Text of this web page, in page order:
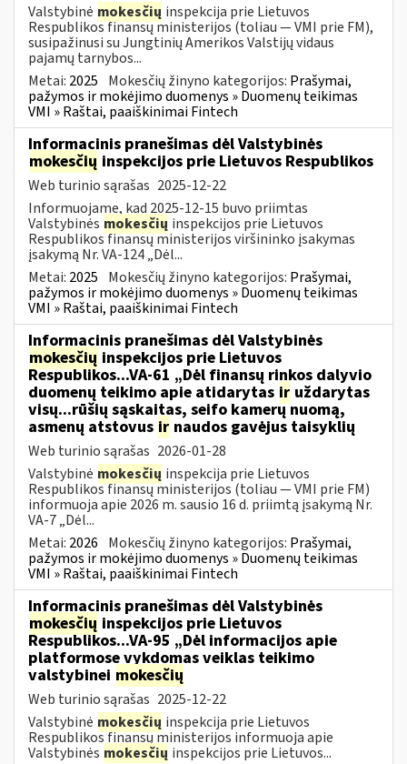
Valstybinė mokesčių inspekcija prie Lietuvos
Respublikos finansų ministerijos (toliau — VMI prie FM),
susipažinusi su Jungtinių Amerikos Valstijų vidaus
pajamų tarnybos...
Metai: 2025 Mokesčių žinyno kategorijos: Prašymai,
pažymos ir mokėjimo duomenys » Duomenų teikimas
VMI » Raštai, paaiškinimai Fintech
Informacinis pranešimas dėl Valstybinės
mokesčių inspekcijos prie Lietuvos Respublikos
Web turinio sąrašas 2025-12-22
Informuojame, kad 2025-12-15 buvo priimtas
Valstybinės mokesčių inspekcijos prie Lietuvos
Respublikos finansų ministerijos viršininko įsakymas
įsakymą Nr. VA-124 „Dėl...
Metai: 2025 Mokesčių žinyno kategorijos: Prašymai,
pažymos ir mokėjimo duomenys » Duomenų teikimas
VMI » Raštai, paaiškinimai Fintech
Informacinis pranešimas dėl Valstybinės
mokesčių inspekcijos prie Lietuvos
Respublikos...VA-61 „Dėl finansų rinkos dalyvio
duomenų teikimo apie atidarytas ir uždarytas
visų...rūšių sąskaitas, seifo kamerų nuomą,
asmenų atstovus ir naudos gavėjus taisyklių
Web turinio sąrašas 2026-01-28
Valstybinė mokesčių inspekcija prie Lietuvos
Respublikos finansų ministerijos (toliau — VMI prie FM)
informuoja apie 2026 m. sausio 16 d. priimtą įsakymą Nr.
VA-7 „Dėl...
Metai: 2026 Mokesčių žinyno kategorijos: Prašymai,
pažymos ir mokėjimo duomenys » Duomenų teikimas
VMI » Raštai, paaiškinimai Fintech
Informacinis pranešimas dėl Valstybinės
mokesčių inspekcijos prie Lietuvos
Respublikos...VA-95 „Dėl informacijos apie
platformose vykdomas veiklas teikimo
valstybinei mokesčių
Web turinio sąrašas 2025-12-22
Valstybinė mokesčių inspekcija prie Lietuvos
Respublikos finansų ministerijos informuoja apie
Valstybinės mokesčių inspekcijos prie Lietuvos...